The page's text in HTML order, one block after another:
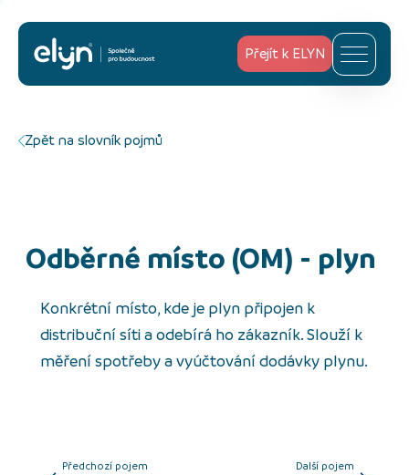
Přejít k ELYN
Zpět na slovník pojmů
Odběrné místo (OM) - plyn
Konkrétní místo, kde je plyn připojen k
distribuční síti a odebírá ho zákazník. Slouží k
měření spotřeby a vyúčtování dodávky plynu.
Předchozí pojem Další pojem